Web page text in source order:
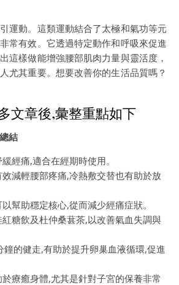
運動。這類運動結合了太極和氣功等元
常有效。它透過特定動作和呼吸來促進
這樣做能增強腰部肌肉力量與靈活度，
尤其重要。想要改善你的生活品質嗎？
文章後,彙整重點如下
結
經痛,適合在經期時使用。
減輕腰部疼痛,冷熱敷交替也有助於放
幫助穩定核心,從而減少經痛症狀。
糖飲及杜仲桑葚茶,以改善氣血失調與
的健走,有助於提升卵巢血液循環,促進
療癒身體,尤其是針對子宮的保養非常